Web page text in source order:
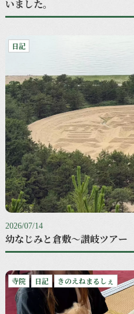
いました。
日記
2026/07/14
幼なじみと倉敷〜讃岐ツアー
寺院 日記 きのえねまるしぇ